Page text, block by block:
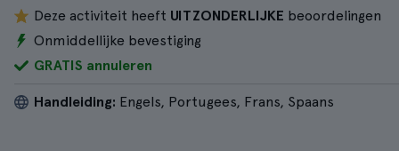
Deze activiteit heeft UITZONDERLIJKE beoordelingen
Onmiddellijke bevestiging
GRATIS annuleren
Handleiding: Engels, Portugees, Frans, Spaans